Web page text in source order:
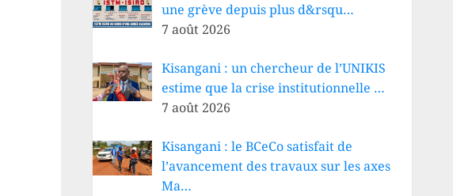
une grève depuis plus d&rsqu…
7 août 2026
Kisangani : un chercheur de l’UNIKIS
estime que la crise institutionnelle …
7 août 2026
Kisangani : le BCeCo satisfait de
l’avancement des travaux sur les axes
Ma…